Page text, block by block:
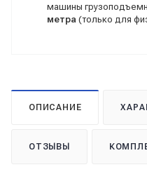
машины
метра (только для
ОПИСАНИЕ
ОТЗЫВЫ